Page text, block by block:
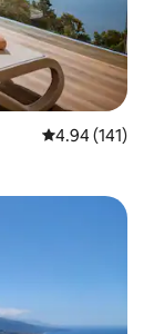
Calificación
4.94 (141)